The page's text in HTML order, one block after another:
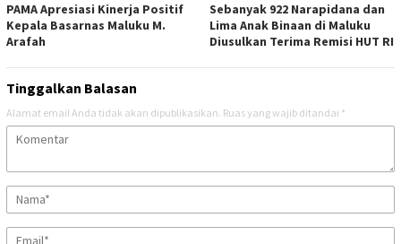
PAMA Apresiasi Kinerja Positif
Kepala Basarnas Maluku M.
Arafah
Sebanyak 922 Narapidana dan
Lima Anak Binaan di Maluku
Diusulkan Terima Remisi HUT RI
Tinggalkan Balasan
Alamat email Anda tidak akan dipublikasikan. Ruas yang wajib ditandai *